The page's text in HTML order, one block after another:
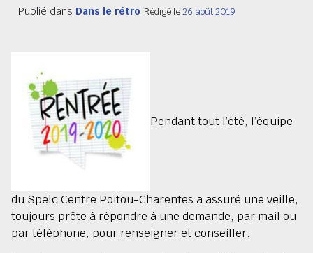
Publié dans Dans le rétro Rédigé le26 août 2019
Pendant tout l’été, l’équipe
du Spelc Centre Poitou-Charentes a assuré une veille,
toujours prête à répondre à une demande, par mail ou
par téléphone, pour renseigner et conseiller.